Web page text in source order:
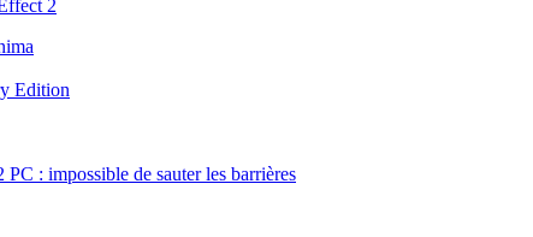
2
Edition
: impossible de sauter les barrières